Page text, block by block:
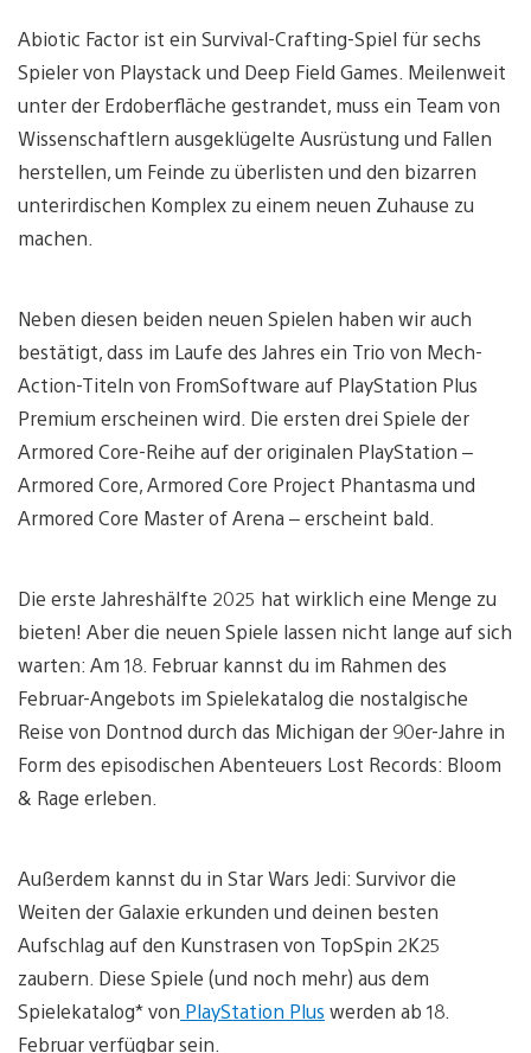
Abiotic Factor ist ein Survival-Crafting-Spiel für sechs
Spieler von Playstack und Deep Field Games. Meilenweit
unter der Erdoberfläche gestrandet, muss ein Team von
Wissenschaftlern ausgeklügelte Ausrüstung und Fallen
herstellen, um Feinde zu überlisten und den bizarren
unterirdischen Komplex zu einem neuen Zuhause zu
machen.
Neben diesen beiden neuen Spielen haben wir auch
bestätigt, dass im Laufe des Jahres ein Trio von Mech-
Action-Titeln von FromSoftware auf PlayStation Plus
Premium erscheinen wird. Die ersten drei Spiele der
Armored Core-Reihe auf der originalen PlayStation –
Armored Core, Armored Core Project Phantasma und
Armored Core Master of Arena – erscheint bald.
Die erste Jahreshälfte 2025 hat wirklich eine Menge zu
bieten! Aber die neuen Spiele lassen nicht lange auf sich
warten: Am 18. Februar kannst du im Rahmen des
Februar-Angebots im Spielekatalog die nostalgische
Reise von Dontnod durch das Michigan der 90er-Jahre in
Form des episodischen Abenteuers Lost Records: Bloom
& Rage erleben.
Außerdem kannst du in Star Wars Jedi: Survivor die
Weiten der Galaxie erkunden und deinen besten
Aufschlag auf den Kunstrasen von TopSpin 2K25
zaubern. Diese Spiele (und noch mehr) aus dem
Spielekatalog* von PlayStation Plus werden ab 18.
Februar verfügbar sein.